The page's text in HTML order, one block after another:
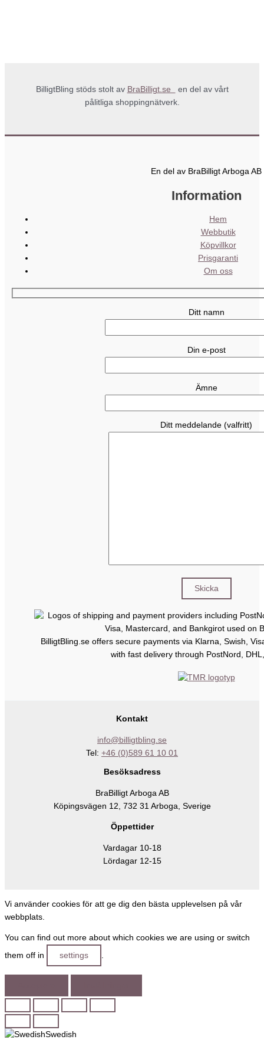
BilligtBling stöds stolt av BraBilligt.se
en del av vårt
pålitliga shoppingnätverk.
En del av BraBilligt Arboga AB
Information
Hem
Webbutik
Köpvillkor
Prisgaranti
Om oss
Ditt namn
Din e-post
Ämne
Ditt meddelande (valfritt)
BilligtBling.se offers secure payments via Klarna, Swish,
with fast delivery through PostNord,
Kontakt
info@billigtbling.se
Tel: +46 (0)589 61 10 01
Besöksadress
BraBilligt Arboga AB
Köpingsvägen 12, 732 31 Arboga, Sverige
Öppettider
Vardagar 10-18
Lördagar 12-15
Vi använder cookies för att ge dig den bästa upplevelsen på vår
webbplats.
You can find out more about which cookies we are using or switch
them off in
settings .
Swedish